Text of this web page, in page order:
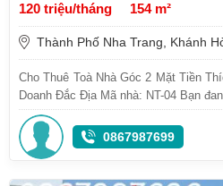
120 triệu/tháng
154 m²
Thành Phố Nha Trang, Khánh
Cho Thuê Toà Nhà Góc 2 Mặt Tiền
Doanh Đắc Địa Mã nhà: NT-04 Bạn
0867987699